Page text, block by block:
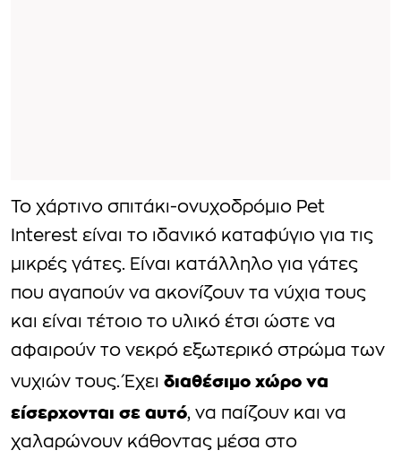
Το χάρτινο σπιτάκι-ονυχοδρόμιο Pet
Interest είναι το ιδανικό καταφύγιο για τις
μικρές γάτες. Είναι κατάλληλο για γάτες
που αγαπούν να ακονίζουν τα νύχια τους
και είναι τέτοιο το υλικό έτσι ώστε να
αφαιρούν το νεκρό εξωτερικό στρώμα των
νυχιών τους. Έχει διαθέσιμο χώρο να
είσερχονται σε αυτό, να παίζουν και να
χαλαρώνουν κάθοντας μέσα στο